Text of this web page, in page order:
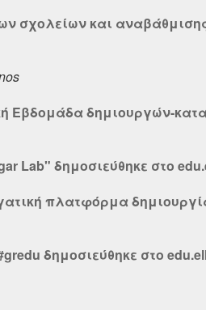
σχολείων και
δημιουργών-
Lab" δημοσιεύθηκε στο
πλατφόρμα
δημοσιεύθηκε στο